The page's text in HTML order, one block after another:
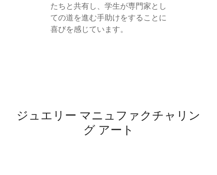
たちと共有し、学生が専門家とし
ての道を進む手助けをすることに
喜びを感じています。
ジュエリー マニュファクチャリン
グ アート